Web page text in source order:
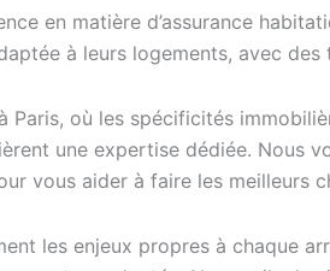
en matière d’assurance
à leurs logements, avec
où les spécificités
une expertise dédiée. Nous
vous aider à faire les meilleurs
les enjeux propres à chaque